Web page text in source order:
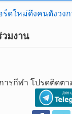
ร์ดใหม่ดึงคนดังวง
มงาน
รกีฬา โปรดติดตา